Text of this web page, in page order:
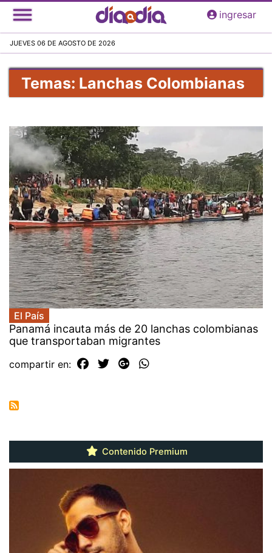
Pasar
al
principal
ingresar
JUEVES 06 DE AGOSTO DE 2026
Temas: Lanchas Colombianas
El País
Panamá incauta más de 20 lanchas colombianas
que transportaban migrantes
compartir en:
Contenido Premium